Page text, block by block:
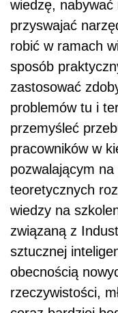
wiedzę,
przyswajać
robić w ramach
sposób
zastosować
problemów tu i
przemyśleć
pracowników w
pozwalającym
teoretycznych
wiedzy na
związaną z
sztucznej
obecnością
rzeczywistości,